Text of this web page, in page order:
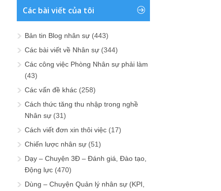
Các bài viết của tôi
Bản tin Blog nhân sự (443)
Các bài viết về Nhân sự (344)
Các công việc Phòng Nhân sự phải làm
(43)
Các vấn đề khác (258)
Cách thức tăng thu nhập trong nghề
Nhân sự (31)
Cách viết đơn xin thôi việc (17)
Chiến lược nhân sự (51)
Dạy – Chuyện 3Đ – Đánh giá, Đào tạo,
Động lực (470)
Dùng – Chuyện Quản lý nhân sự (KPI,